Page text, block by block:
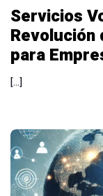
Servicios
Revolución
para
[…]